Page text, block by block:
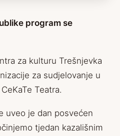
program se
za kulturu Trešnjevka
za sudjelovanje u
Teatra.
uveo je dan posvećen
tjedan kazališnim